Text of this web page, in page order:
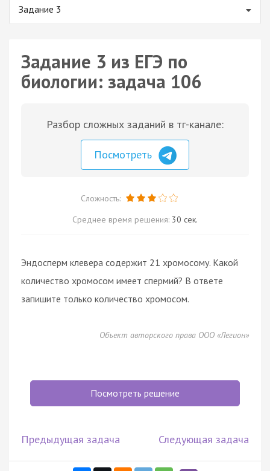
Задание 3
Задание 3 из ЕГЭ по
биологии: задача 106
Разбор сложных заданий в тг-канале:
Посмотреть
Сложность:
Среднее время решения: 30 сек.
Эндосперм клевера содержит 21 хромосому. Какой
количество хромосом имеет спермий? В ответе
запишите только количество хромосом.
Объект авторского права ООО «Легион»
Посмотреть решение
Предыдущая задача Следующая задача